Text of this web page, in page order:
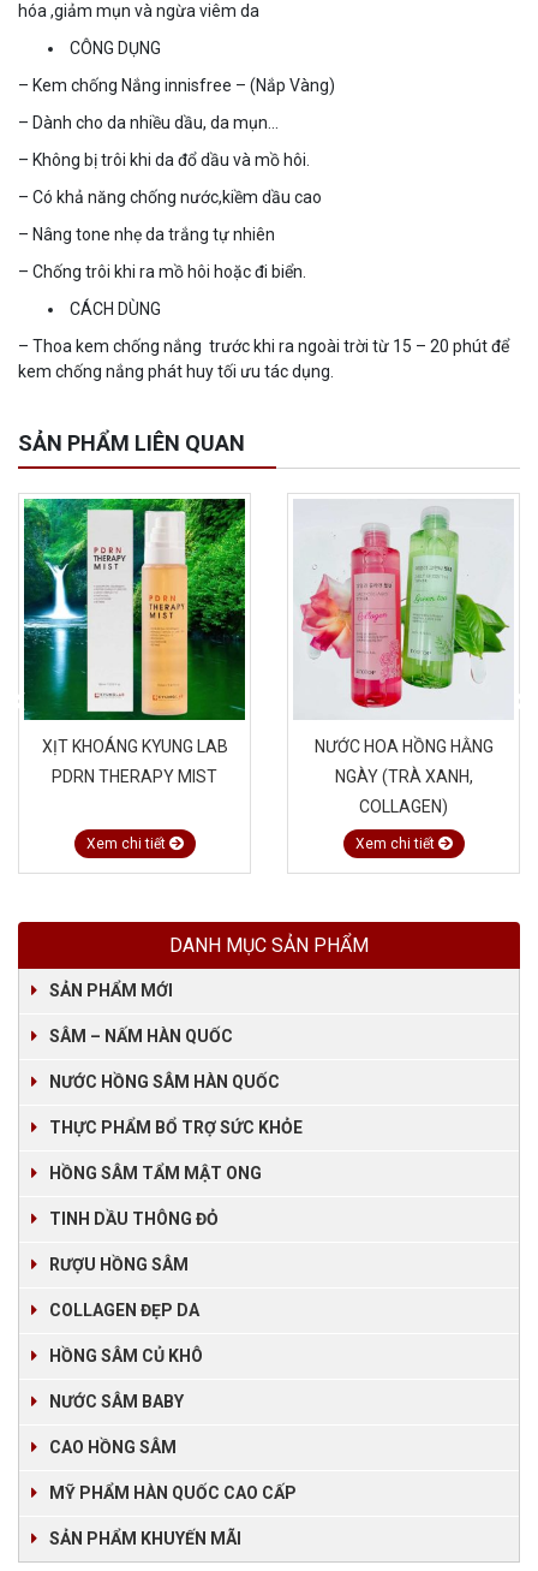
hóa ,giảm mụn và ngừa viêm da
CÔNG DỤNG
– Kem chống Nắng innisfree – (Nắp Vàng)
– Dành cho da nhiều dầu, da mụn…
– Không bị trôi khi da đổ dầu và mồ hôi.
– Có khả năng chống nước,kiềm dầu cao
– Nâng tone nhẹ da trắng tự nhiên
– Chống trôi khi ra mồ hôi hoặc đi biển.
CÁCH DÙNG
– Thoa kem chống nắng trước khi ra ngoài trời từ 15 – 20 phút để
kem chống nắng phát huy tối ưu tác dụng.
SẢN PHẨM LIÊN QUAN
XỊT KHOÁNG KYUNG LAB
PDRN THERAPY MIST
Xem chi tiết
NƯỚC HOA HỒNG HẰNG
NGÀY (TRÀ XANH,
COLLAGEN)
Xem chi tiết
DANH MỤC SẢN PHẨM
SẢN PHẨM MỚI
SÂM – NẤM HÀN QUỐC
NƯỚC HỒNG SÂM HÀN QUỐC
THỰC PHẨM BỔ TRỢ SỨC KHỎE
HỒNG SÂM TẨM MẬT ONG
TINH DẦU THÔNG ĐỎ
RƯỢU HỒNG SÂM
COLLAGEN ĐẸP DA
HỒNG SÂM CỦ KHÔ
NƯỚC SÂM BABY
CAO HỒNG SÂM
MỸ PHẨM HÀN QUỐC CAO CẤP
SẢN PHẨM KHUYẾN MÃI